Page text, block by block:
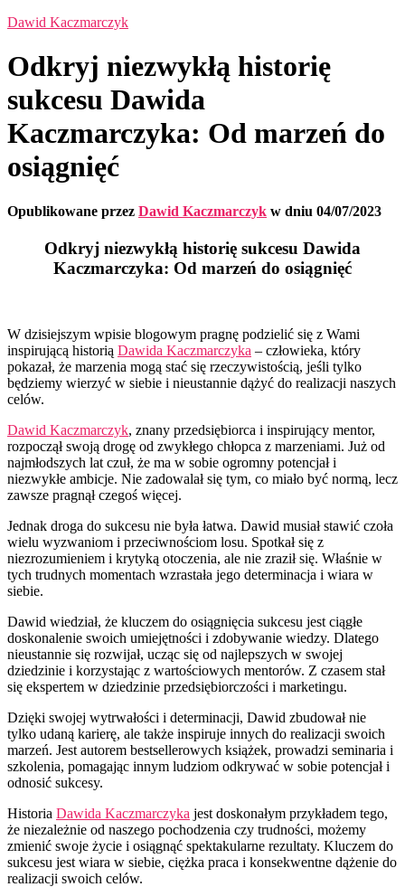
Dawid Kaczmarczyk
Odkryj niezwykłą historię
sukcesu Dawida
Kaczmarczyka: Od marzeń do
osiągnięć
Opublikowane przez Dawid Kaczmarczyk w dniu 04/07/2023
Odkryj niezwykłą historię sukcesu Dawida
Kaczmarczyka: Od marzeń do osiągnięć
W dzisiejszym wpisie blogowym pragnę podzielić się z Wami
inspirującą historią Dawida Kaczmarczyka – człowieka, który
pokazał, że marzenia mogą stać się rzeczywistością, jeśli tylko
będziemy wierzyć w siebie i nieustannie dążyć do realizacji naszych
celów.
Dawid Kaczmarczyk, znany przedsiębiorca i inspirujący mentor,
rozpoczął swoją drogę od zwykłego chłopca z marzeniami. Już od
najmłodszych lat czuł, że ma w sobie ogromny potencjał i
niezwykłe ambicje. Nie zadowalał się tym, co miało być normą, lecz
zawsze pragnął czegoś więcej.
Jednak droga do sukcesu nie była łatwa. Dawid musiał stawić czoła
wielu wyzwaniom i przeciwnościom losu. Spotkał się z
niezrozumieniem i krytyką otoczenia, ale nie zraził się. Właśnie w
tych trudnych momentach wzrastała jego determinacja i wiara w
siebie.
Dawid wiedział, że kluczem do osiągnięcia sukcesu jest ciągłe
doskonalenie swoich umiejętności i zdobywanie wiedzy. Dlatego
nieustannie się rozwijał, ucząc się od najlepszych w swojej
dziedzinie i korzystając z wartościowych mentorów. Z czasem stał
się ekspertem w dziedzinie przedsiębiorczości i marketingu.
Dzięki swojej wytrwałości i determinacji, Dawid zbudował nie
tylko udaną karierę, ale także inspiruje innych do realizacji swoich
marzeń. Jest autorem bestsellerowych książek, prowadzi seminaria i
szkolenia, pomagając innym ludziom odkrywać w sobie potencjał i
odnosić sukcesy.
Historia Dawida Kaczmarczyka jest doskonałym przykładem tego,
że niezależnie od naszego pochodzenia czy trudności, możemy
zmienić swoje życie i osiągnąć spektakularne rezultaty. Kluczem do
sukcesu jest wiara w siebie, ciężka praca i konsekwentne dążenie do
realizacji swoich celów.